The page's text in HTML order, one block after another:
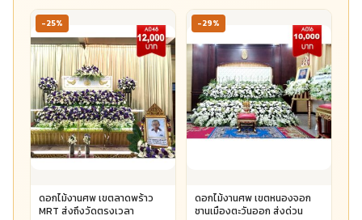
-25%
ดอกไม้งานศพ เขตลาดพร้าว
MRT ส่งถึงวัดตรงเวลา
-29%
ดอกไม้งานศพ เขตหนองจอก
ชานเมืองตะวันออก ส่งด่วน